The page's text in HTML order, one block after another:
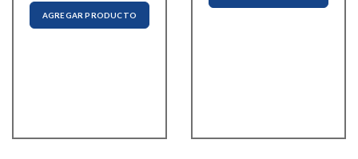
AGREGAR PRODUCTO